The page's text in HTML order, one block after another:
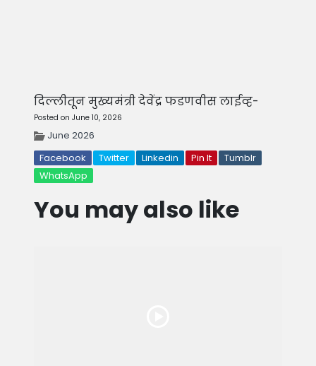
दिल्लीतून मुख्यमंत्री देवेंद्र फडणवीस लाईव्ह-
Posted on June 10, 2026
June 2026
Facebook
Twitter Linkedin Pin It
Tumblr
WhatsApp
You may also like